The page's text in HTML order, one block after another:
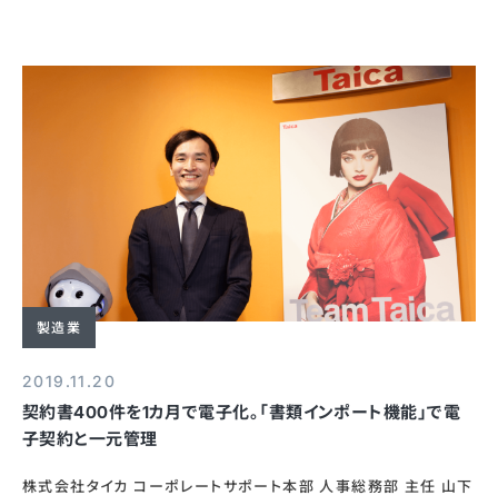
製造業
2019.11.20
契約書400件を1カ月で電子化。「書類インポート機能」で電
子契約と一元管理
株式会社タイカ コーポレートサポート本部 人事総務部 主任 山下